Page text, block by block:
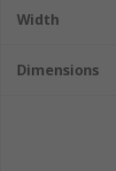
Width
Dimensions